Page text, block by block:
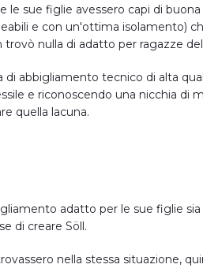
le sue figlie avessero capi di
e con un'ottima isolamento)
nulla di adatto per ragazze
di abbigliamento tecnico di alta
e riconoscendo una nicchia di
quella lacuna.
adatto per le sue figlie
di creare Söll.
nella stessa situazione,